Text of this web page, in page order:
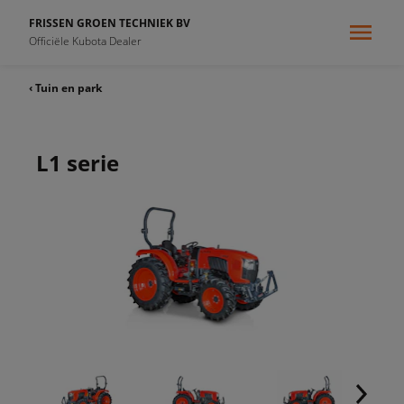
FRISSEN GROEN TECHNIEK BV
Officiële Kubota Dealer
‹ Tuin en park
L1 serie